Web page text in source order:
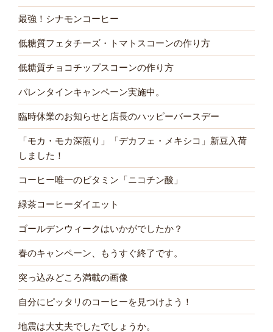
最強！シナモンコーヒー
低糖質フェタチーズ・トマトスコーンの作り方
低糖質チョコチップスコーンの作り方
バレンタインキャンペーン実施中。
臨時休業のお知らせと店長のハッピーバースデー
「モカ・モカ深煎り」「デカフェ・メキシコ」新豆入荷
しました！
コーヒー唯一のビタミン「ニコチン酸」
緑茶コーヒーダイエット
ゴールデンウィークはいかがでしたか？
春のキャンペーン、もうすぐ終了です。
突っ込みどころ満載の画像
自分にピッタリのコーヒーを見つけよう！
地震は大丈夫でしたでしょうか。